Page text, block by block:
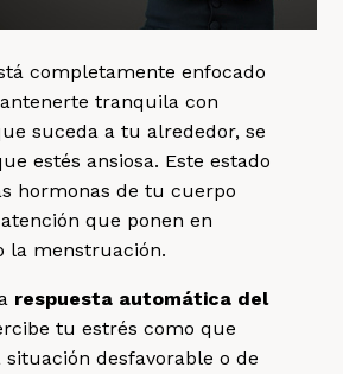
completamente enfocado
tranquila con
suceda a tu alrededor, se
estés ansiosa. Este estado
hormonas de tu cuerpo
que ponen en
la menstruación.
respuesta automática del
tu estrés como que
situación desfavorable o de